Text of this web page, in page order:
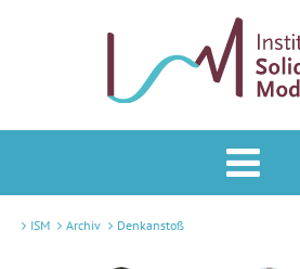
ISM Archiv Denkanstoß